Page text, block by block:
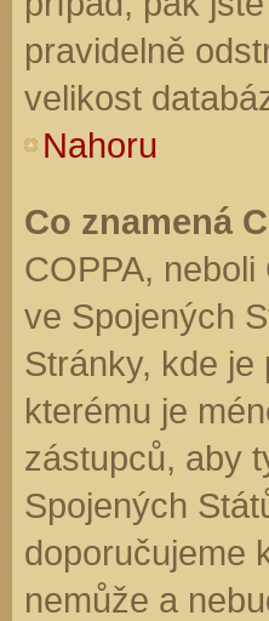
pravidelně
velikost
Nahoru
Co znamená
COPPA,
ve Spojených
Stránky, kde
kterému je
zástupců, aby
Spojených
doporučujeme
nemůže a